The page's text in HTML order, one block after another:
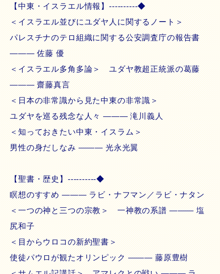
【中東・イスラエル情報】----------◆
＜イスラエル並びにユダヤ人に関するノート＞
パレスチナのテロ組織に関する公安調査庁の報告書
――― 佐藤 優
＜イスラエル多角多論＞ ユダヤ教超正統派の葛藤
――― 齋藤真言
＜日本の非常識から見た中東の非常識＞
ユダヤを巡る残念な人々 ――― 滝川義人
＜知っておきたい中東・イスラム＞
男性の身だしなみ ――― 光永光翼
【聖書・歴史】----------◆
瞑想のすすめ ――― ラビ・ナフマン／ラビ・ナタン
＜一つの神と三つの宗教＞ 一神教の系譜 ――― 塩
尻和子
＜目からウロコの新約聖書＞
使徒パウロが観たオリンピック ――― 藤原豊樹